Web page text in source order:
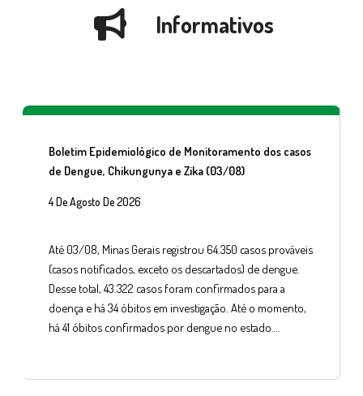
Informativos
Boletim Epidemiológico de Monitoramento dos casos
de Dengue, Chikungunya e Zika (03/08)
4 De Agosto De 2026
Até 03/08, Minas Gerais registrou 64.350 casos prováveis
(casos notificados, exceto os descartados) de dengue.
Desse total, 43.322 casos foram confirmados para a
doença e há 34 óbitos em investigação. Até o momento,
há 41 óbitos confirmados por dengue no estado….